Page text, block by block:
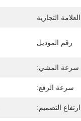
التجارية
رقم الموديل
سرعة المشي:
سرعة الرفع:
ارتفاع التصميم: